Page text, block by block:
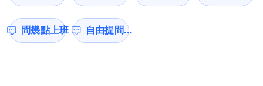
問幾點上班 自由提問...